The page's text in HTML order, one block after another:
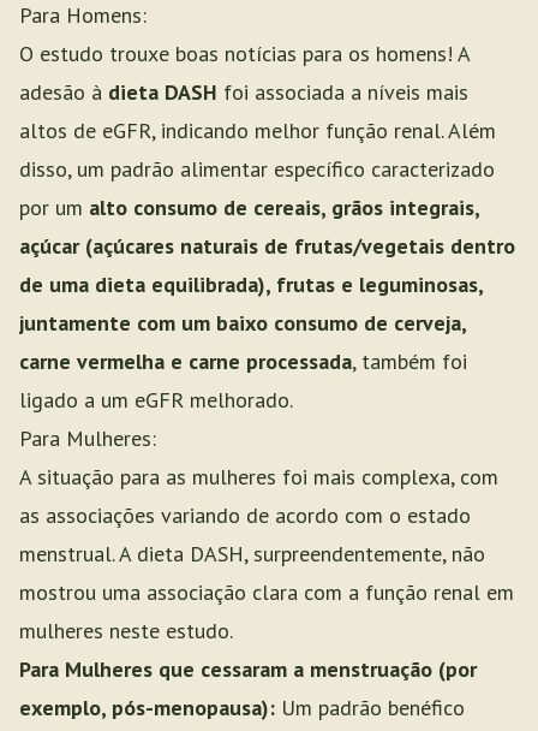
Para Homens:
O estudo trouxe boas notícias para os homens! A
adesão à dieta DASH foi associada a níveis mais
altos de eGFR, indicando melhor função renal. Além
disso, um padrão alimentar específico caracterizado
por um alto consumo de cereais, grãos integrais,
açúcar (açúcares naturais de frutas/vegetais dentro
de uma dieta equilibrada), frutas e leguminosas,
juntamente com um baixo consumo de cerveja,
carne vermelha e carne processada, também foi
ligado a um eGFR melhorado.
Para Mulheres:
A situação para as mulheres foi mais complexa, com
as associações variando de acordo com o estado
menstrual. A dieta DASH, surpreendentemente, não
mostrou uma associação clara com a função renal em
mulheres neste estudo.
Para Mulheres que cessaram a menstruação (por
exemplo, pós-menopausa): Um padrão benéfico